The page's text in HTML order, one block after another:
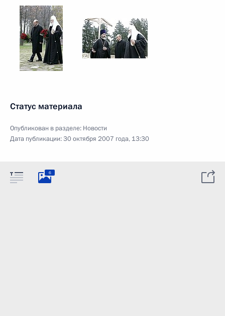
Статус материала
Опубликован в разделе: Новости
Дата публикации:30 октября 2007 года, 13:30
6